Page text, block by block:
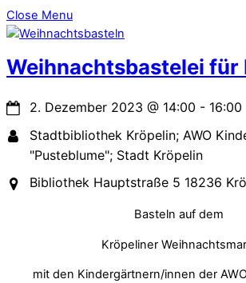
Close Menu
Weihnachtsbastelei für
2. Dezember 2023 @ 14:00 - 16:00
Stadtbibliothek Kröpelin; AWO
"Pusteblume"; Stadt Kröpelin
Bibliothek Hauptstraße 5 18236
Basteln auf dem
Kröpeliner
mit den Kindergärtnern/innen der